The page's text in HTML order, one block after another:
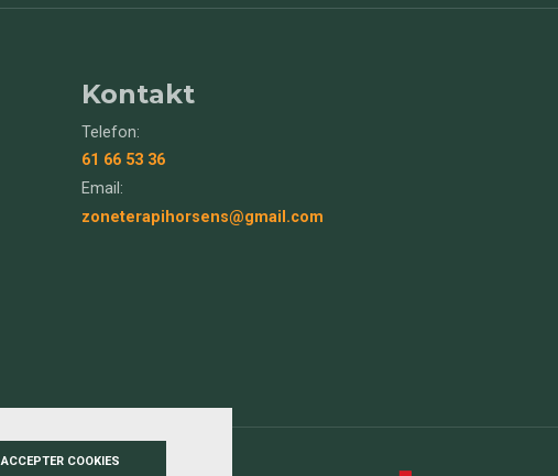
Kontakt
Telefon:
61 66 53 36
Email:
zoneterapihorsens@gmail.com
ACCEPTER COOKIES